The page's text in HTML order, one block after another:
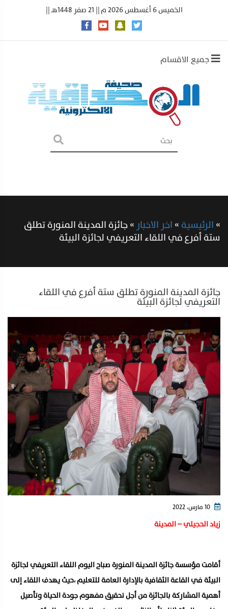
الخميس 6 أغسطس 2026 م || 21 صفر 1448هـ ||
جميع الاقسام
»الرئيسية»اخر الاخبار »جائزة المدينة المنورة تطلق
ستة أفرع في اللقاء التعريفي لجائزة البيئة
جائزة المدينة المنورة تطلق ستة أفرع في اللقاء
التعريفي لجائزة البيئة
زياد الحجيلي – المدينة
أقامت مؤسسة جائزة المدينة المنورة صباح اليوم اللقاء التعريفي لجائزة
البيئة في القاعة الثقافية بالإدارة العامة للتعليم ،حيث يهدف اللقاء إلى
أهمية المشاركة بالجائزة من أجل تحقيق مفهوم جودة الحياة وتأصيل